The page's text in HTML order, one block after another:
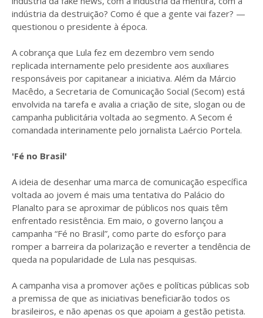
indústria da destruição? Como é que a gente vai fazer? —
questionou o presidente à época.
A cobrança que Lula fez em dezembro vem sendo
replicada internamente pelo presidente aos auxiliares
responsáveis por capitanear a iniciativa. Além da Márcio
Macêdo, a Secretaria de Comunicação Social (Secom) está
envolvida na tarefa e avalia a criação de site, slogan ou de
campanha publicitária voltada ao segmento. A Secom é
comandada interinamente pelo jornalista Laércio Portela.
'Fé no Brasil'
A ideia de desenhar uma marca de comunicação específica
voltada ao jovem é mais uma tentativa do Palácio do
Planalto para se aproximar de públicos nos quais têm
enfrentado resistência. Em maio, o governo lançou a
campanha “Fé no Brasil”, como parte do esforço para
romper a barreira da polarização e reverter a tendência de
queda na popularidade de Lula nas pesquisas.
A campanha visa a promover ações e políticas públicas sob
a premissa de que as iniciativas beneficiarão todos os
brasileiros, e não apenas os que apoiam a gestão petista.